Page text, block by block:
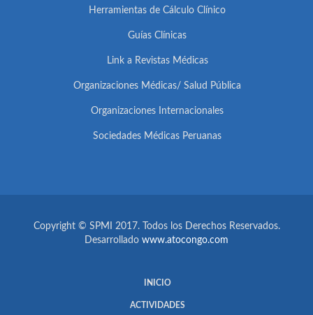
Herramientas de Cálculo Clínico
Guías Clínicas
Link a Revistas Médicas
Organizaciones Médicas/ Salud Pública
Organizaciones Internacionales
Sociedades Médicas Peruanas
Copyright © SPMI 2017. Todos los Derechos Reservados.
Desarrollado www.atocongo.com
INICIO
ACTIVIDADES